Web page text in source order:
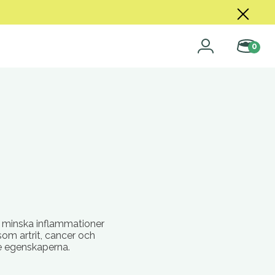
0
inflammationer
artrit, cancer och